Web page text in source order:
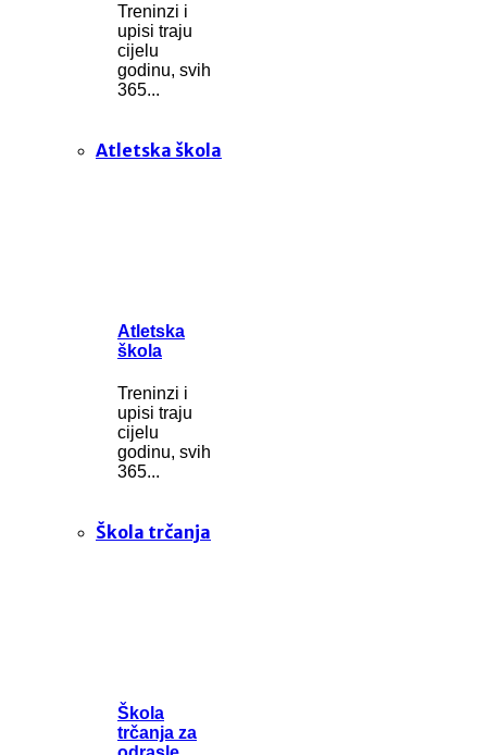
Treninzi i
upisi traju
cijelu
godinu, svih
365...
Atletska škola
Atletska
škola
Treninzi i
upisi traju
cijelu
godinu, svih
365...
Škola trčanja
Škola
trčanja za